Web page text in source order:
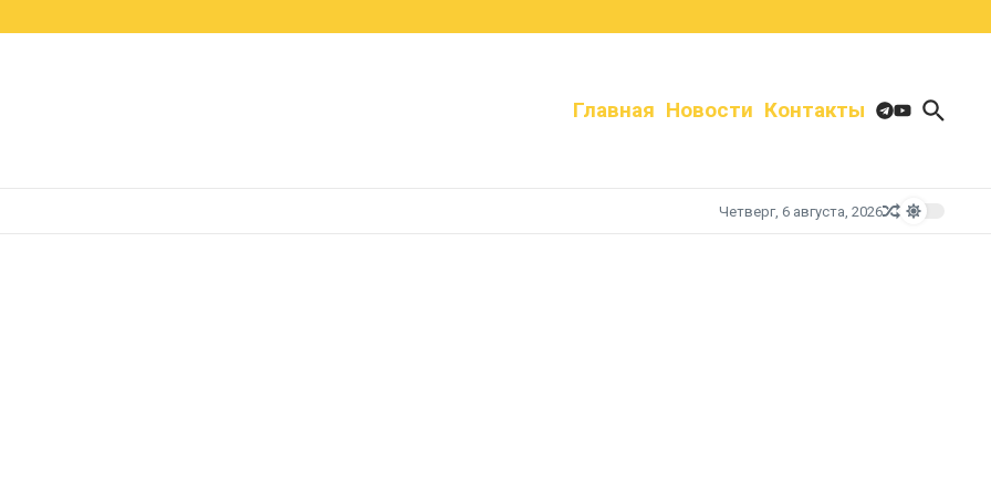
X5 с мотором B58 и запасом хода 1000 км
Главная Новости Контакты
Четверг, 6 августа, 2026